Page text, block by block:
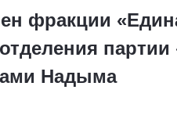
фракции
партии
Надыма